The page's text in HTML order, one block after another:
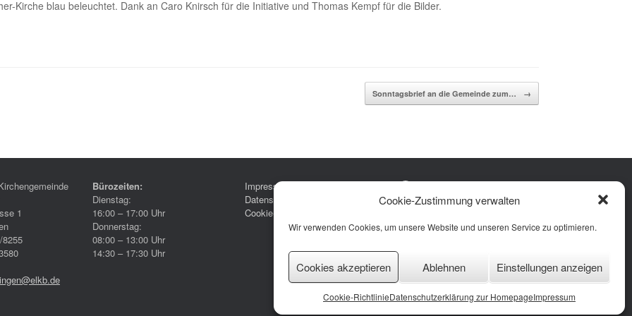
Cookie-Zustimmung verwalten
Wir verwenden Cookies, um unsere Website und unseren Service zu optimieren.
Cookies akzeptieren Ablehnen Einstellungen anzeigen
Cookie-RichtlinieDatenschutzerklärung zur HomepageImpressum
Kirche blau beleuchtet. Dank an Caro Knirsch für die Initiative und Thomas Kempf für die Bilder.
Sonntagsbrief an die Gemeinde zum… →
1
8255
Bürozeiten:
Dienstag:
16:00 – 17:00 Uhr
Donnerstag:
08:00 – 13:00 Uhr
14:30 – 17:30 Uhr
Impressum
Datenschutzerklärung
Cookie-Richtlinie (EU)
Facebook
Instagram
YouTube